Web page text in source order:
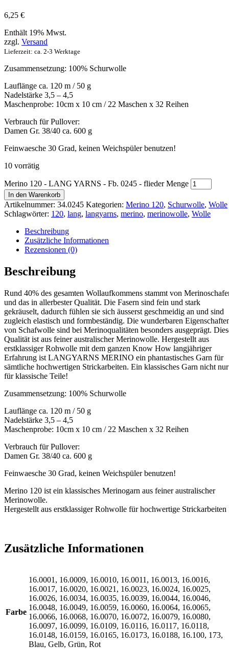
6,25 €
Enthält 19% Mwst.
zzgl. Versand
Lieferzeit: ca. 2-3 Werktage
Zusammensetzung: 100% Schurwolle
Lauflänge ca. 120 m / 50 g
Nadelstärke 3,5 – 4,5
Maschenprobe: 10cm x 10 cm / 22 Maschen x 32 Reihen
Verbrauch für Pullover:
Damen Gr. 38/40 ca. 600 g
Feinwaesche 30 Grad, keinen Weichspüler benutzen!
10 vorrätig
Merino 120 - LANG YARNS - Fb. 0245 - flieder Menge
In den Warenkorb
Artikelnummer: 34.0245 Kategorien: Merino 120, Schurwolle, Wolle
Schlagwörter: 120, lang, langyarns, merino, merinowolle, Wolle
Beschreibung
Zusätzliche Informationen
Rezensionen (0)
Beschreibung
Rund 40% des gesamten Wollaufkommens stammt von
und das in allerbester Qualität. Die Fasern sind fein und stark
gekräuselt, dadurch fühlen sie sich äusserst geschmeidig an und sind
zugleich elastisch und formbeständig. Die wunderbaren
von Schafwolle sind bei Merinoqualitäten besonders ausgeprägt.
Qualität ist aus feiner australischer Merinowolle. Hergestellt aus
erstklassiger Rohwolle mit dem ganzen Know How langjähriger
Erfahrung ist LANGYARNS MERINO ein phantastisches Garn für
sämtliche hochwertigen Strickarbeiten. Ein klassisches Garn nicht nur
für klassische Teile!
Zusammensetzung: 100% Schurwolle
Lauflänge ca. 120 m / 50 g
Nadelstärke 3,5 – 4,5
Maschenprobe: 10cm x 10 cm / 22 Maschen x 32 Reihen
Verbrauch für Pullover:
Damen Gr. 38/40 ca. 600 g
Feinwaesche 30 Grad, keinen Weichspüler benutzen!
Merino 120 ist ein klassisches Merinogarn aus feiner australischer
Merinowolle.
Hergestellt aus erstklassiger Rohwolle für hochwertige Strickarbeiten
Zusätzliche Informationen
Farbe
16.0001, 16.0009, 16.0010, 16.0011, 16.0013, 16.0016,
16.0017, 16.0020, 16.0021, 16.0023, 16.0024, 16.0025,
16.0026, 16.0034, 16.0035, 16.0039, 16.0044, 16.0046,
16.0048, 16.0049, 16.0059, 16.0060, 16.0064, 16.0065,
16.0066, 16.0068, 16.0070, 16.0072, 16.0079, 16.0080,
16.0097, 16.0099, 16.0109, 16.0116, 16.0117, 16.0118,
16.0148, 16.0159, 16.0165, 16.0173, 16.0188, 16.100, 173,
Blau, Gelb, Grün, Rot